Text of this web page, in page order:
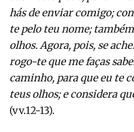
hás de enviar comigo;
te pelo teu nome;
olhos. Agora, pois, se
rogo-te que me faças
caminho, para que eu te
teus olhos; e considera
(vv.12-13).